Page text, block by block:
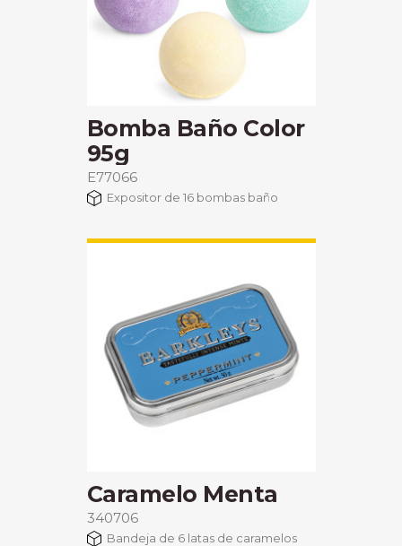
Bomba Baño Color
95g
E77066
Expositor de 16 bombas baño
Caramelo Menta
340706
Bandeja de 6 latas de caramelos